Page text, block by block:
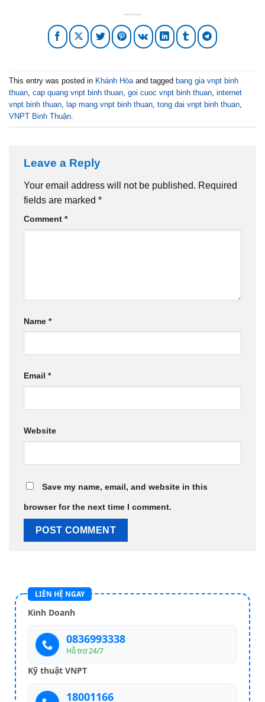
This entry was posted in Khánh Hòa and tagged bang gia vnpt binh
thuan cap quang vnpt binh thuan goi cuoc vnpt binh thuan internet
vnpt binh thuan lap mang vnpt binh thuan tong dai vnpt binh thuan
VNPT Binh Thuận
Leave a Reply
Your email address will not be published. Required
fields are marked *
Comment *
Name *
Email *
Website
Save my name, email, and website in this
browser for the next time I comment.
LIÊN HỆ NGAY
Kinh Doanh
0836993338
Hỗ trợ 24/7
Kỹ thuật VNPT
18001166